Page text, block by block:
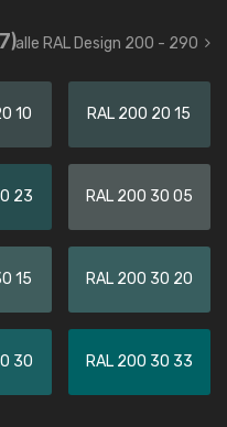
alle RAL Design 200 - 290
10 RAL 200 20 15
23 RAL 200 30 05
15 RAL 200 30 20
30 RAL 200 30 33